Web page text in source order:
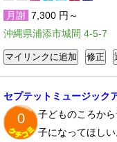
月謝 7,300 円～
沖縄県浦添市城間 4-5-7
セプテットミュージック
0
子どものころか
子になってほし